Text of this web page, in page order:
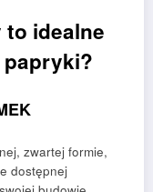
to idealne
papryki?
zwartej formie,
dostępnej